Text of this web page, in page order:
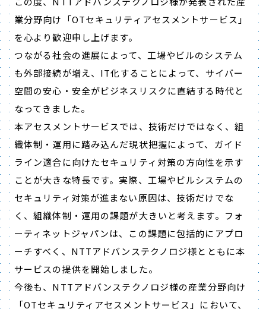
業分野向け「OTセキュリティアセスメントサービス」
を心より歓迎申し上げます。
つながる社会の進展によって、工場やビルのシステム
も外部接続が増え、IT化することによって、サイバー
空間の安心・安全がビジネスリスクに直結する時代と
なってきました。
本アセスメントサービスでは、技術だけではなく、組
織体制・運用に踏み込んだ現状把握によって、ガイド
ライン適合に向けたセキュリティ対策の方向性を示す
ことが大きな特長です。実際、工場やビルシステムの
セキュリティ対策が進まない原因は、技術だけでな
く、組織体制・運用の課題が大きいと考えます。フォ
ーティネットジャパンは、この課題に包括的にアプロ
ーチすべく、NTTアドバンステクノロジ様とともに本
サービスの提供を開始しました。
今後も、NTTアドバンステクノロジ様の産業分野向け
「OTセキュリティアセスメントサービス」において、